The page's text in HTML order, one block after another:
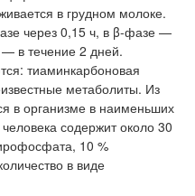
в грудном молоке.
через 0,15 ч, в β-фазе —
в течение 2 дней.
тиаминкарбоновая
метаболиты. Из
в организме в наименьших
содержит около 30
10 %
в виде